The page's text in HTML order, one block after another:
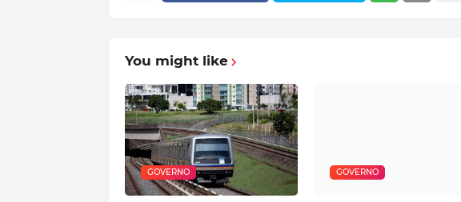
You might like
GOVERNO GOVERNO